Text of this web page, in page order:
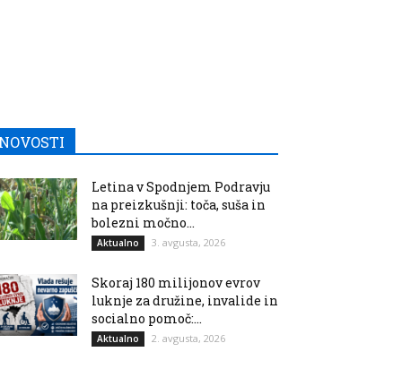
Letina v Spodnjem Podravju
na preizkušnji: toča, suša in
bolezni močno...
Aktualno 3. avgusta, 2026
Skoraj 180 milijonov evrov
luknje za družine, invalide in
socialno pomoč:...
Aktualno 2. avgusta, 2026